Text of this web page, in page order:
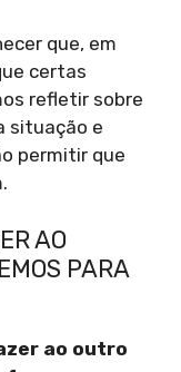
que, em
certas
refletir sobre
situação e
permitir que
AO
PARA
ao outro